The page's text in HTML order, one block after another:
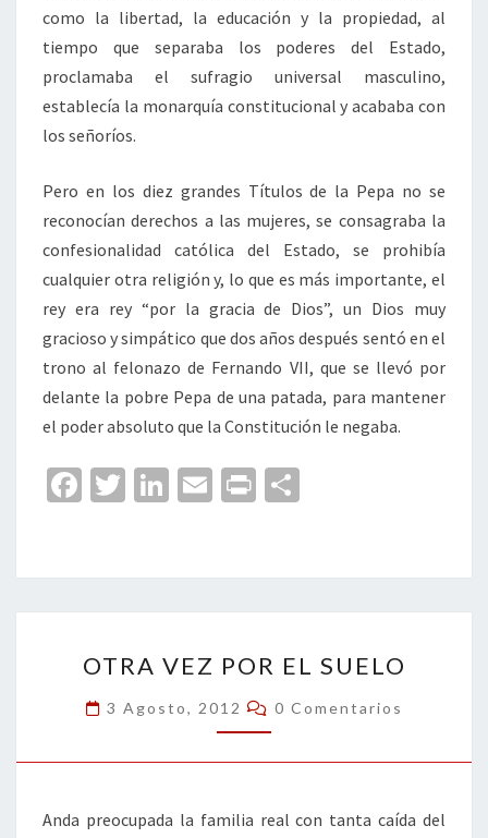
como la libertad, la educación y la propiedad, al
tiempo que separaba los poderes del Estado,
proclamaba el sufragio universal masculino,
establecía la monarquía constitucional y acababa con
los señoríos.
Pero en los diez grandes Títulos de la Pepa no se
reconocían derechos a las mujeres, se consagraba la
confesionalidad católica del Estado, se prohibía
cualquier otra religión y, lo que es más importante, el
rey era rey “por la gracia de Dios”, un Dios muy
gracioso y simpático que dos años después sentó en el
trono al felonazo de Fernando VII, que se llevó por
delante la pobre Pepa de una patada, para mantener
el poder absoluto que la Constitución le negaba.
Fa
o
o
k
T
er
Li
dI
n
E
l
Pr
p
ar
tir
VEZ
POR
EL
SUELO
OTRA VEZ POR EL SUELO
3 Agosto, 2012 Comentarios
0 Comentarios
Anda preocupada la familia real con tanta caída del